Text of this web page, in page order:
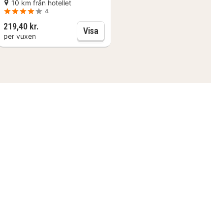
Ehrlich Brothers
Discovery Centre Oberhausen: Entrébiljett
10 km från hotellet
4
219,40 kr.
per vuxen
Visa